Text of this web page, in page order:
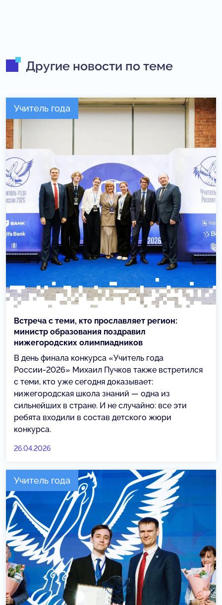
Другие новости по теме
Учитель года
Встреча с теми, кто прославляет регион:
министр образования поздравил
нижегородских олимпиадников
В день финала конкурса «Учитель года
России-2026» Михаил Пучков также встретился
с теми, кто уже сегодня доказывает:
нижегородская школа знаний — одна из
сильнейших в стране. И не случайно: все эти
ребята входили в состав детского жюри
конкурса.
26.04.2026
Учитель года